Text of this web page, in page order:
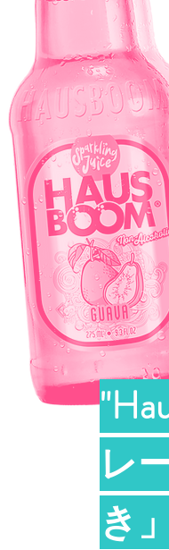
レ
き